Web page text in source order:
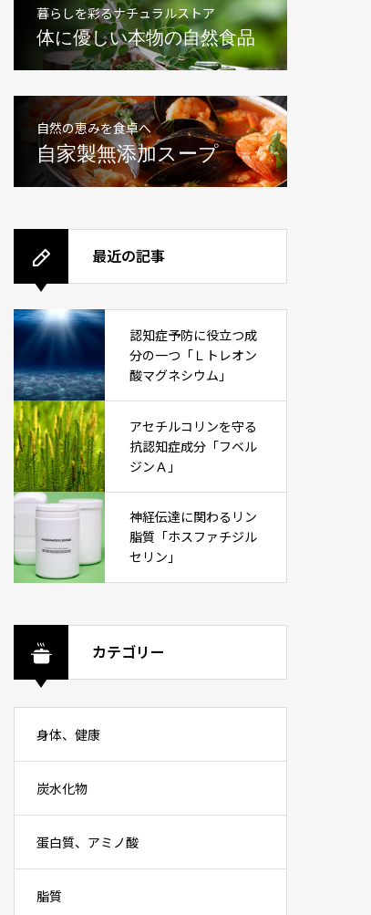
暮らしを彩るナチュラルストア
体に優しい本物の自然食品
自然の恵みを食卓へ
自家製無添加スープ
最近の記事
認知症予防に役立つ成
分の一つ「Ｌトレオン
酸マグネシウム」
アセチルコリンを守る
抗認知症成分「フベル
ジンＡ」
神経伝達に関わるリン
脂質「ホスファチジル
セリン」
カテゴリー
身体、健康
炭水化物
蛋白質、アミノ酸
脂質